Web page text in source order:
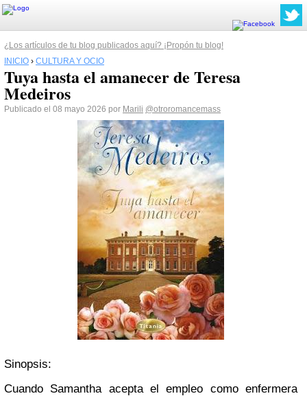
¿Los artículos de tu blog publicados aquí? ¡Propón tu blog!
INICIO › CULTURA Y OCIO
Tuya hasta el amanecer de Teresa
Medeiros
Publicado el 08 mayo 2026 por Marili @otroromancemass
Sinopsis:
Cuando Samantha acepta el empleo como enfermera